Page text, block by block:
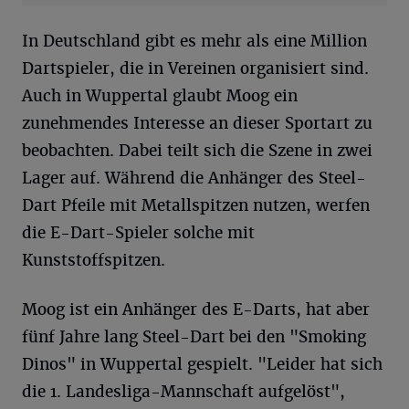
In Deutschland gibt es mehr als eine Million
Dartspieler, die in Vereinen organisiert sind.
Auch in Wuppertal glaubt Moog ein
zunehmendes Interesse an dieser Sportart zu
beobachten. Dabei teilt sich die Szene in zwei
Lager auf. Während die Anhänger des Steel-
Dart Pfeile mit Metallspitzen nutzen, werfen
die E-Dart-Spieler solche mit
Kunststoffspitzen.
Moog ist ein Anhänger des E-Darts, hat aber
fünf Jahre lang Steel-Dart bei den "Smoking
Dinos" in Wuppertal gespielt. "Leider hat sich
die 1. Landesliga-Mannschaft aufgelöst",